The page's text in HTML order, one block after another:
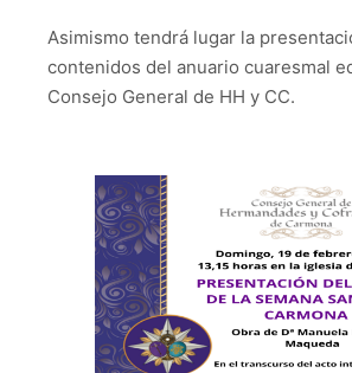
Asimismo tendrá lugar la
contenidos del anuario cuaresmal
Consejo General de HH y CC.